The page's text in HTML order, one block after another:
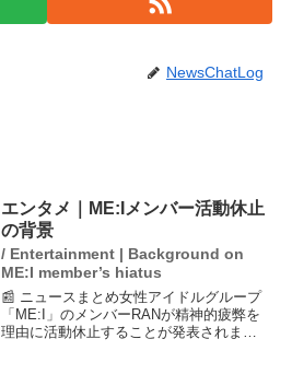
NewsChatLog
エンタメ｜ME:Iメンバー活動休止
の背景
/ Entertainment | Background on
ME:I member’s hiatus
📰 ニュースまとめ女性アイドルグループ
「ME:I」のメンバーRANが精神的疲弊を
理由に活動休止することが発表されまし